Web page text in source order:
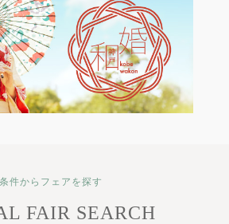
条件からフェアを探す
FAIR SEARCH